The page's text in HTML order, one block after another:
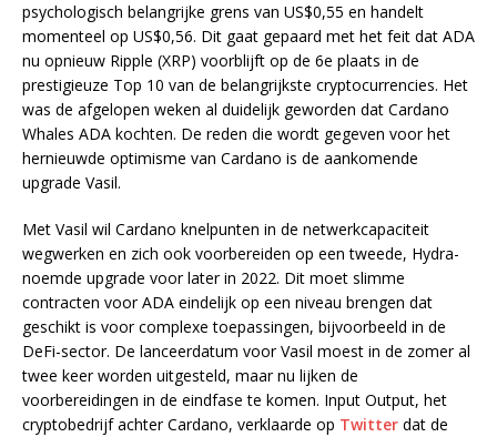
psychologisch belangrijke grens van US$0,55 en handelt
momenteel op US$0,56. Dit gaat gepaard met het feit dat ADA
nu opnieuw Ripple (XRP) voorblijft op de 6e plaats in de
prestigieuze Top 10 van de belangrijkste cryptocurrencies. Het
was de afgelopen weken al duidelijk geworden dat Cardano
Whales ADA kochten. De reden die wordt gegeven voor het
hernieuwde optimisme van Cardano is de aankomende
upgrade Vasil.
Met Vasil wil Cardano knelpunten in de netwerkcapaciteit
wegwerken en zich ook voorbereiden op een tweede, Hydra-
noemde upgrade voor later in 2022. Dit moet slimme
contracten voor ADA eindelijk op een niveau brengen dat
geschikt is voor complexe toepassingen, bijvoorbeeld in de
DeFi-sector. De lanceerdatum voor Vasil moest in de zomer al
twee keer worden uitgesteld, maar nu lijken de
voorbereidingen in de eindfase te komen. Input Output, het
cryptobedrijf achter Cardano, verklaarde op Twitter dat de